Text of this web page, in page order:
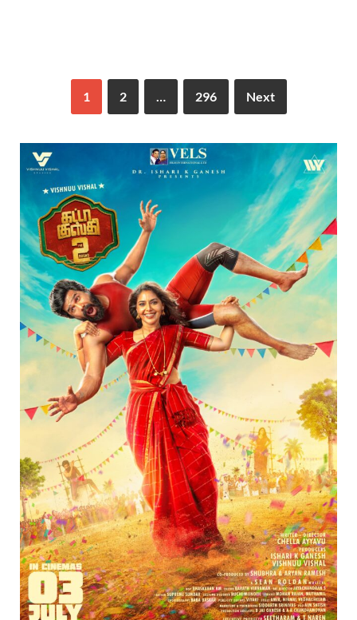
1 2 … 296 Next